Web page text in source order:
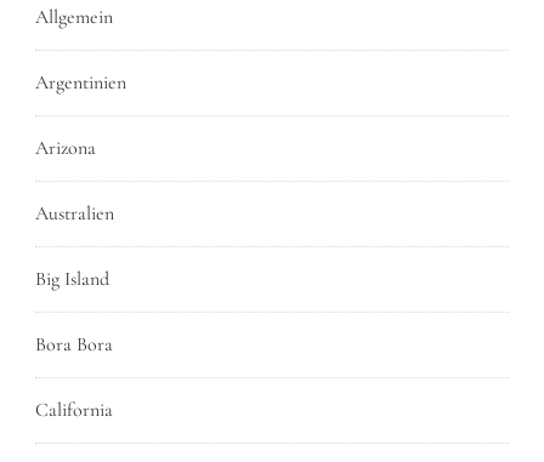
Allgemein
Argentinien
Arizona
Australien
Big Island
Bora Bora
California